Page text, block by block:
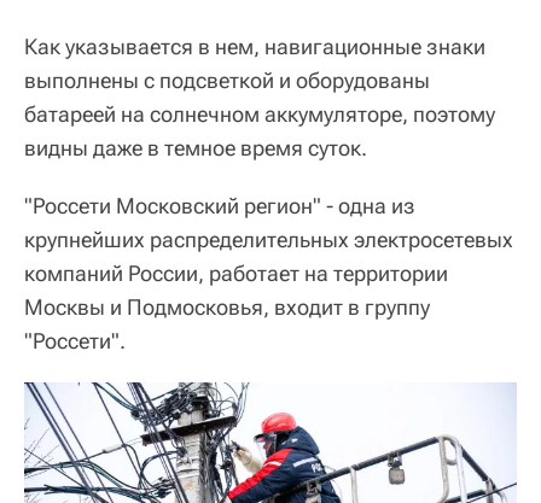
Как указывается в нем, навигационные знаки
выполнены с подсветкой и оборудованы
батареей на солнечном аккумуляторе, поэтому
видны даже в темное время суток.
"Россети Московский регион" - одна из
крупнейших распределительных электросетевых
компаний России, работает на территории
Москвы и Подмосковья, входит в группу
"Россети".